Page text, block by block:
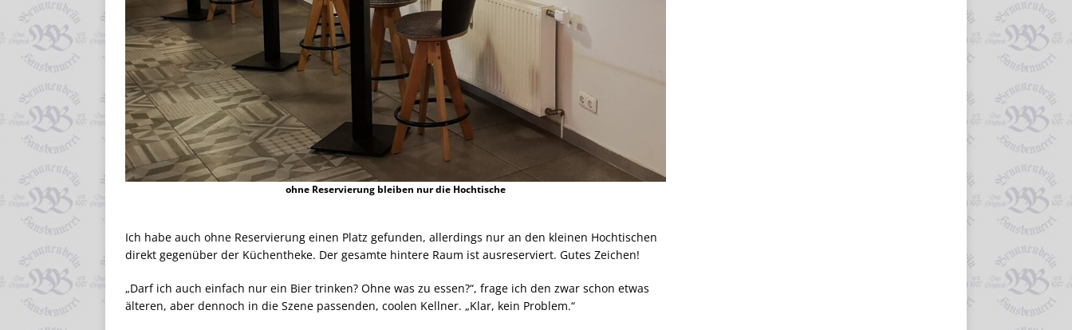
ohne Reservierung bleiben nur die Hochtische
Ich habe auch ohne Reservierung einen Platz gefunden, allerdings nur an den kleinen Hochtischen
direkt gegenüber der Küchentheke. Der gesamte hintere Raum ist ausreserviert. Gutes Zeichen!
„Darf ich auch einfach nur ein Bier trinken? Ohne was zu essen?“, frage ich den zwar schon etwas
älteren, aber dennoch in die Szene passenden, coolen Kellner. „Klar, kein Problem.“